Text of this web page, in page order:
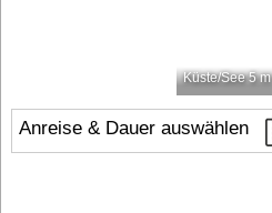
Küste/See 5 m
Anreise & Dauer auswählen